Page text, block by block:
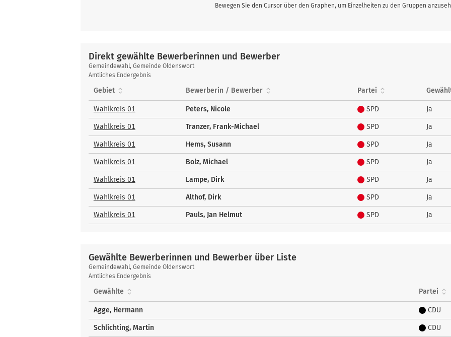
Bewegen Sie den Cursor über den Graphen, um Einzelheiten zu den Gruppen
Direkt gewählte Bewerberinnen und Bewerber
Direkt
gewählte
Bewerberinnen
Bewerber
Gemeindewahl, Gemeinde Oldenswort
Amtliches Endergebnis
Gebiet Bewerberin / Bewerber Partei
Wahlkreis 01 Peters, Nicole SPD Ja
Wahlkreis 01 Tranzer, Frank-Michael SPD Ja
Wahlkreis 01 Hems, Susann SPD Ja
Wahlkreis 01 Bolz, Michael SPD Ja
Wahlkreis 01 Lampe, Dirk SPD Ja
Wahlkreis 01 Althof, Dirk SPD Ja
Wahlkreis 01 Pauls, Jan Helmut SPD Ja
Gewählte Bewerberinnen und Bewerber über Liste
Gewählte
Bewerberinnen
und
über
Liste
Gemeindewahl, Gemeinde Oldenswort
Amtliches Endergebnis
Gewählte Partei
Agge, Hermann CDU
Schlichting, Martin CDU